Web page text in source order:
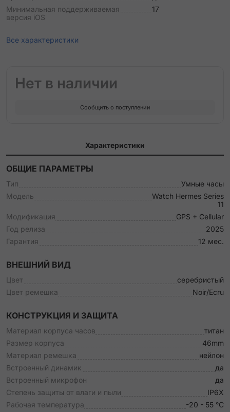
Gold/Ecru Single Tour Toile H Strap
Noir/Ecru Single Tour Toile H Strap
Noir/Gris Bridon Lisere Single Tour Strap
Orange Single Tour Deployment Buckle Kilim Strap
Orange Single Tour Strap
Vert Mangrove Single Tour Strap
Vert Peppermint Single Tour Strap
Минимальная поддерживаемая
версия iOS
17
Все характеристики
Нет в наличии
Сообщить о поступлении
Характеристики
ОБЩИЕ ПАРАМЕТРЫ
Тип
Умные часы
Модель
Watch Hermes Series
11
Модификация
GPS + Cellular
Год релиза
2025
Гарантия
12 мес.
ВНЕШНИЙ ВИД
Цвет
серебристый
Цвет ремешка
Noir/Ecru
КОНСТРУКЦИЯ И ЗАЩИТА
Материал корпуса часов
титан
Размер корпуса
46mm
Материал ремешка
нейлон
Встроенный динамик
да
Встроенный микрофон
да
Степень защиты от влаги и пыли
IP6X
Рабочая температура
-20 - 55 °C